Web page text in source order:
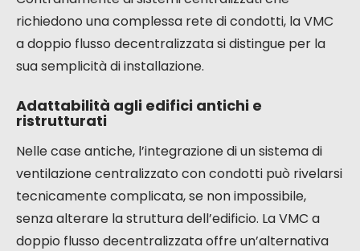
flusso decentralizzata
L’installazione di una ventilazione meccanica
controllata (VMC) a doppio flusso decentralizzata
è una soluzione particolarmente adatta per